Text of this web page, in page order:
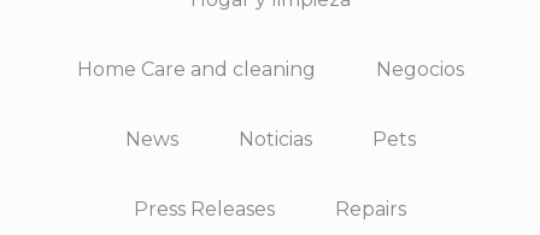
Home Care and cleaning Negocios
News Noticias Pets
Press Releases Repairs